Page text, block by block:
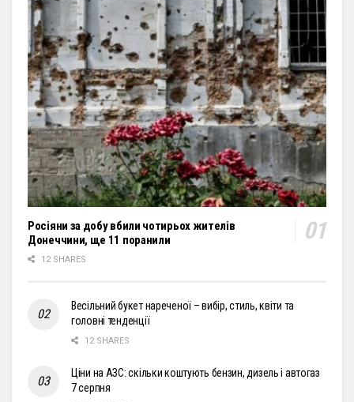
Росіяни за добу вбили чотирьох жителів
Донеччини, ще 11 поранили
12 SHARES
Весільний букет нареченої – вибір, стиль, квіти та
головні тенденції
12 SHARES
Ціни на АЗС: скільки коштують бензин, дизель і автогаз
7 серпня